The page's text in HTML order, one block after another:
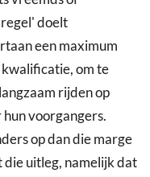
doelt
een maximum
om te
rijden op
voorgangers.
op dan die marge
die uitleg, namelijk dat